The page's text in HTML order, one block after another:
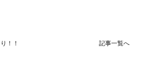
！！ 記事一覧へ